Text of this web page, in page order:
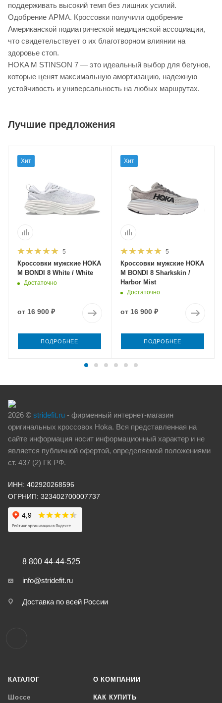
поддерживать высокий темп без лишних усилий.
Одобрение APMA. Кроссовки получили одобрение
Американской подиатрической медицинской ассоциации,
что свидетельствует о их благотворном влиянии на
здоровье стоп.
HOKA M STINSON 7 — это идеальный выбор для бегунов,
которые ценят максимальную амортизацию, надежную
устойчивость и универсальность на любых маршрутах.
Лучшие предложения
Хит
5
Кроссовки мужские HOKA
M BONDI 8 White / White
Достаточно
от 16 900 ₽
ПОДРОБНЕЕ
Хит
5
Кроссовки мужские HOKA
M BONDI 8 Sharkskin /
Harbor Mist
Достаточно
от 16 900 ₽
ПОДРОБНЕЕ
2026 © stridefit.ru - фирменный интернет-магазин
оригинальных кроссовок Hoka. Вся представленная на
сайте информация носит информационный характер и не
является публичной офертой, определяемой положениями
ст. 437 (2) ГК РФ.
ИНН: 402920268596
ОГРНИП: 323402700007737
КАТАЛОГ
Шоссе
О КОМПАНИИ
КАК КУПИТЬ
8 800 44-44-525
info@stridefit.ru
Доставка по всей России